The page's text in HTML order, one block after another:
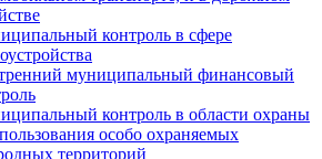
контроль в сфере
муниципальный финансовый
контроль в области охраны
особо охраняемых
территорий